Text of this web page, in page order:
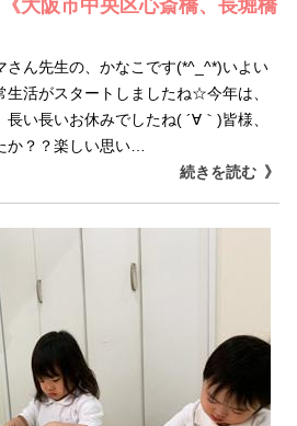
大阪市中央区心斎橋、長堀橋
さん先生の、かなこです(*^_^*)いよい
生活がスタートしましたね☆今年は、
い長いお休みでしたね( ´∀｀)皆様、
か？？楽しい思い…
続きを読む